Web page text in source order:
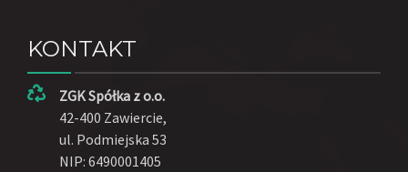
KONTAKT
ZGK Spółka z o.o.
42-400 Zawiercie,
ul. Podmiejska 53
NIP: 6490001405